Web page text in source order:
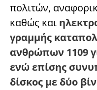
πολιτών,
καθώς και
γραμμής
ανθρώπων 1109
ενώ επίσης
δίσκος με δύο